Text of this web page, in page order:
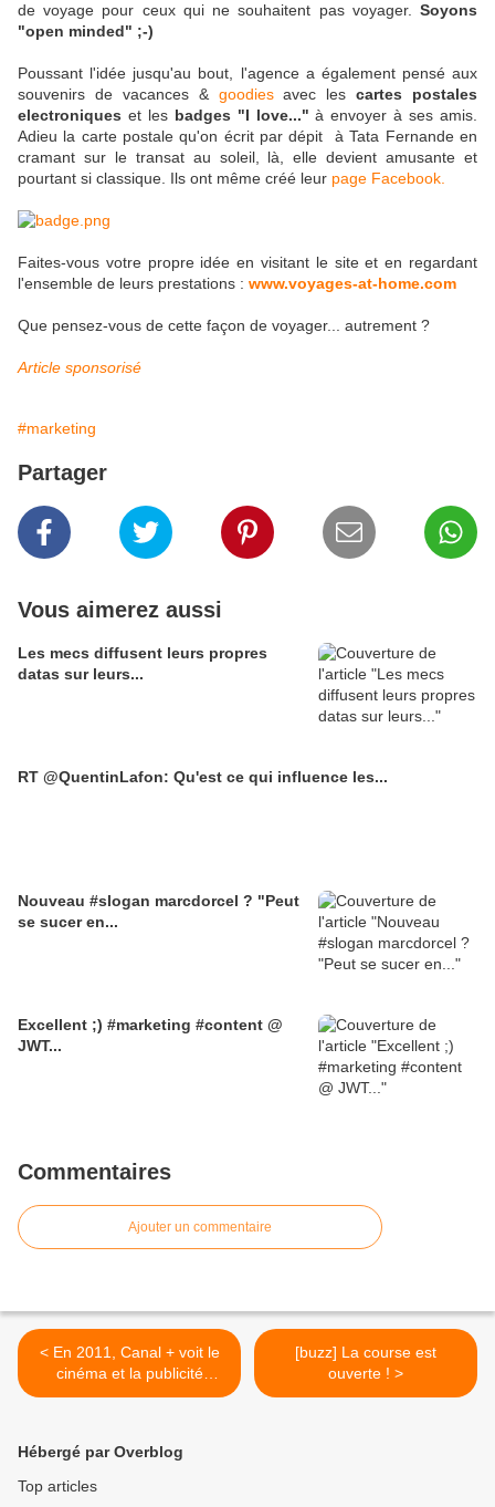
de voyage pour ceux qui ne souhaitent pas voyager. Soyons
"open minded" ;-)
Poussant l'idée jusqu'au bout, l'agence a également pensé aux
souvenirs de vacances & goodiesavec lescartes postales
electroniques et les badges "I love..." à envoyer à ses amis.
Adieu la carte postale qu'on écrit par dépit à Tata Fernande en
cramant sur le transat au soleil, là, elle devient amusante et
pourtant si classique. Ils ont même créé leur page Facebook
Faites-vous votre propre idée en visitant le site et en regardant
l'ensemble de leurs prestations : www.voyages-at-home.com
Que pensez-vous de cette façon de voyager... autrement ?
Article sponsorisé
#marketing
Partager
Vous aimerez aussi
Les mecs diffusent leurs propres
datas sur leurs...
RT @QuentinLafon: Qu'est ce qui influence les...
Nouveau #slogan marcdorcel ? "Peut
se sucer en...
Excellent ;) #marketing #content @
JWT...
Commentaires
Ajouter un commentaire
< En 2011, Canal + voit le
cinéma et la publicité
autrement
[buzz] La course est
ouverte ! >
Hébergé par Overblog
Top articles